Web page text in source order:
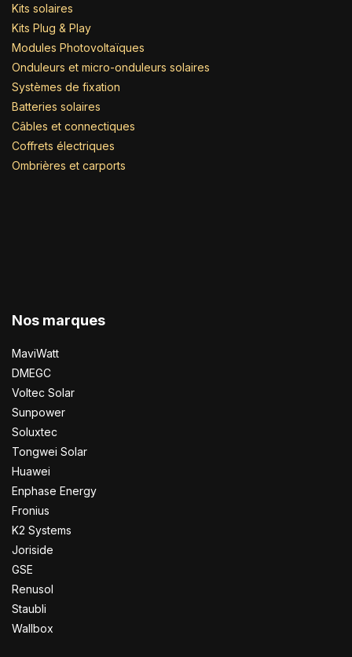
Kits solaires
Kits Plug & Play
Modules Photovoltaïques
Onduleurs et micro-onduleurs solaires
Systèmes de fixation
Batteries solaires
Câbles et connectiques
Coffrets électriques
Ombrières et carports
Nos marques
MaviWatt
DMEGC
Voltec Solar
Sunpower
Soluxtec
Tongwei Solar
Huawei
Enphase Energy
Fronius
K2 Systems
Joriside
GSE
Renusol
Staubli
Wallbox